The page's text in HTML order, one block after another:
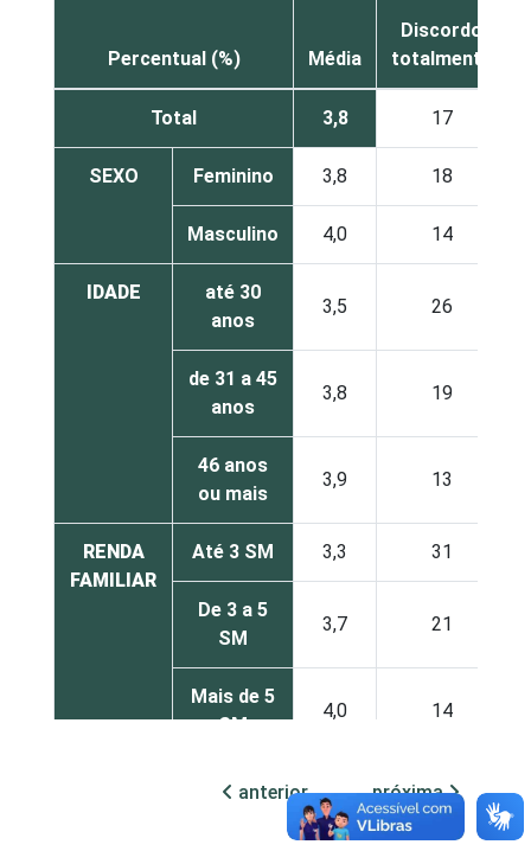
Percentual (%) Média
Discordo
totalmente
Total 3,8 17
SEXO Feminino 3,8 18
Masculino 4,0 14
IDADE
até 30
anos
3,5 26
de 31 a 45
anos
3,8 19
46 anos
ou mais
3,9 13
RENDA
FAMILIAR
Até 3 SM 3,3 31
De 3 a 5
SM
3,7 21
Mais de 5
SM
4,0 14
Até 3 SM 22
anterior próxima